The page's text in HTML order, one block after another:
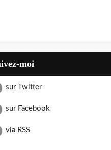
moi
sur Twitter
sur Facebook
via RSS